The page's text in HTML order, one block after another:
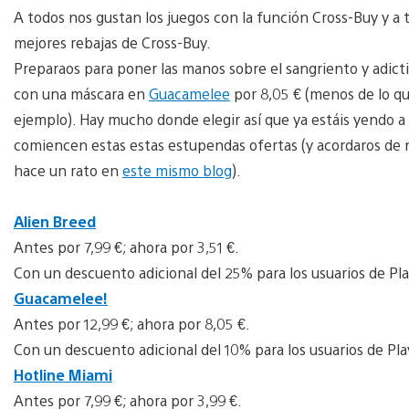
A todos nos gustan los juegos con la función Cross-Buy y a
mejores rebajas de Cross-Buy.
Preparaos para poner las manos sobre el sangriento y
con una máscara en Guacamelee por 8,05 € (menos de lo
ejemplo). Hay mucho donde elegir así que ya estáis yendo a
comiencen estas estas estupendas ofertas (y acordaros de
hace un rato en este mismo blog).
Alien Breed
Antes por 7,99 €; ahora por 3,51 €.
Con un descuento adicional del 25% para los usuarios de
Guacamelee!
Antes por 12,99 €; ahora por 8,05 €.
Con un descuento adicional del 10% para los usuarios de
Hotline Miami
Antes por 7,99 €; ahora por 3,99 €.